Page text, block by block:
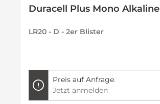
Duracell Plus Mono Alkaline
LR20 - D - 2er Blister
Preis auf Anfrage.
Jetzt anmelden